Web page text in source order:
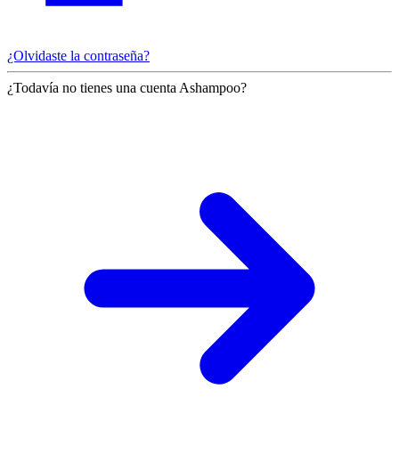
¿Olvidaste la contraseña?
¿Todavía no tienes una cuenta Ashampoo?